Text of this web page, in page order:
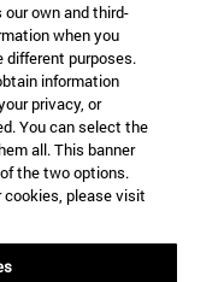
own and third-
when you
different purposes.
information
privacy, or
You can select the
all. This banner
the two options.
cookies, please visit